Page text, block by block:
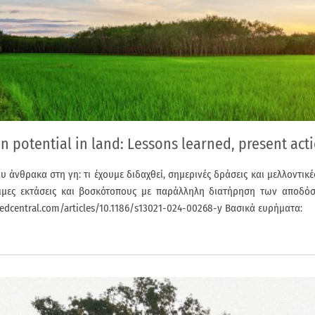
potential in land: Lessons learned, present
άνθρακα στη γη: τι έχουμε διδαχθεί, σημερινές δράσεις και
εκτάσεις και βοσκότοπους με παράλληλη διατήρηση των
articles/10.1186/s13021-024-00268-y Βασικά ευρήματα: